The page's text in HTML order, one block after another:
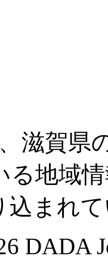
滋賀県
る地域
込まれ
DADA